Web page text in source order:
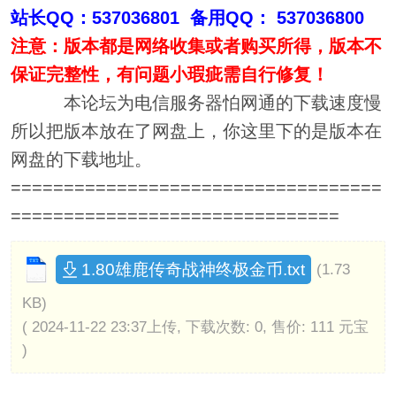
站长QQ：537036801 备用QQ： 537036800
注意：版本都是网络收集或者购买所得，版本不
保证完整性，有问题小瑕疵需自行修复！
本论坛为电信服务器怕网通的下载速度慢
所以把版本放在了网盘上，你这里下的是版本在
网盘的下载地址。
===================================
===============================
1.80雄鹿传奇战神终极金币.txt
(1.73
KB)
( 2024-11-22 23:37上传, 下载次数: 0, 售价: 111 元宝
)